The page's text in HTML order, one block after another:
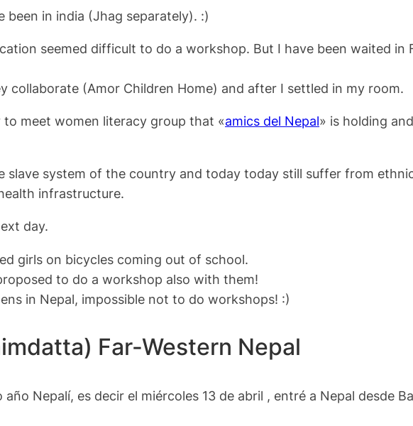
in india (Jhag separately). :)
seemed difficult to do a workshop. But I have been waited in
(Amor Children Home) and after I settled in my room.
meet women literacy group that «amics del Nepal» is holding
slave system of the country and today today still suffer from
infrastructure.
day.
girls on bicycles coming out of school.
to do a workshop also with them!
in Nepal, impossible not to do workshops! :)
Far-Western Nepal
Nepalí, es decir el miércoles 13 de abril , entré a Nepal desde